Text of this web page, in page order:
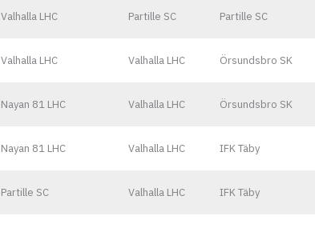
Valhalla LHC Partille SC Partille SC
Valhalla LHC Valhalla LHC Örsundsbro SK
Nayan 81 LHC Valhalla LHC Örsundsbro SK
Nayan 81 LHC Valhalla LHC IFK Täby
Partille SC Valhalla LHC IFK Täby